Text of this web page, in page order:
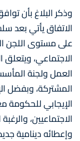
وذكر البلاغ بأن
الاتفاق يأتي بعد
على مستوى اللجن
الاجتماعي، ويتعلق
العمل ولجنة
المشتركة، وبفضل
الإيجابي للحكومة
الاجتماعيين،
وإعطائه دينامية